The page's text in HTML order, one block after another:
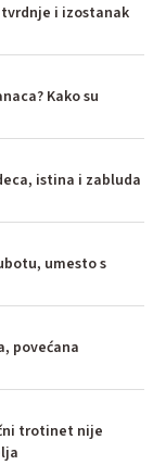
tvrdnje i izostanak
Kako su
istina i zabluda
umesto s
povećana
trotinet nije